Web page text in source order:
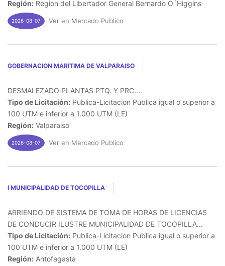
Región: Region del Libertador General Bernardo O´Higgins
2026-08-07 Ver en Mercado Publico
GOBERNACION MARITIMA DE VALPARAISO
DESMALEZADO PLANTAS PTQ. Y PRC....
Tipo de Licitación: Publica-Licitacion Publica igual o superior a
100 UTM e inferior a 1.000 UTM (LE)
Región: Valparaiso
2026-08-07 Ver en Mercado Publico
I MUNICIPALIDAD DE TOCOPILLA
ARRIENDO DE SISTEMA DE TOMA DE HORAS DE LICENCIAS
DE CONDUCIR ILUSTRE MUNICIPALIDAD DE TOCOPILLA...
Tipo de Licitación: Publica-Licitacion Publica igual o superior a
100 UTM e inferior a 1.000 UTM (LE)
Región: Antofagasta